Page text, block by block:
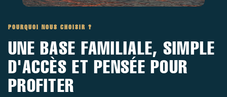
POURQUOI NOUS CHOISIR ?
UNE BASE FAMILIALE, SIMPLE
D'ACCÈS ET PENSÉE POUR
PROFITER